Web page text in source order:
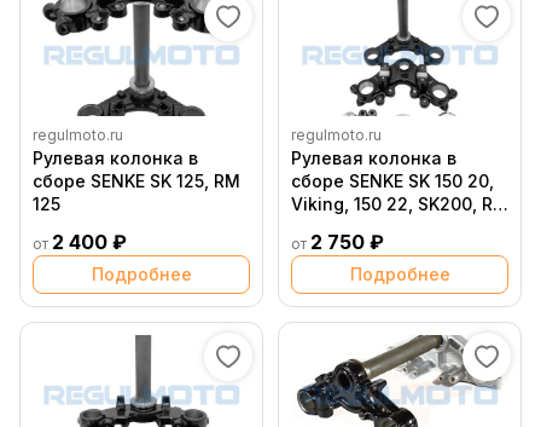
regulmoto.ru
Рулевая колонка в
сборе SENKE SK 125, RM
125
от 2 400 ₽
Подробнее
regulmoto.ru
Рулевая колонка в
сборе SENKE SK 150 20,
Viking, 150 22, SK200, RM
от 2 750 ₽
Подробнее